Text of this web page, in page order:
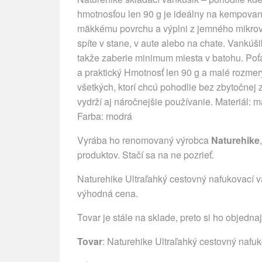
hmotnosťou len 90 g je ideálny na
mäkkému povrchu a výplni z jemného
spíte v stane, v aute alebo na chate.
takže zaberie minimum miesta v batohu.
a praktický Hmotnosť len 90 g a malé
všetkých, ktorí chcú pohodlie bez
vydrží aj náročnejšie používanie. Materiál:
Farba: modrá
Vyrába ho renomovaný výrobca Naturehike
produktov. Stačí sa na ne pozrieť.
Naturehike Ultraľahký cestovný nafukovací
výhodná cena.
Tovar je stále na sklade, preto si ho
Tovar: Naturehike Ultraľahký cestovný